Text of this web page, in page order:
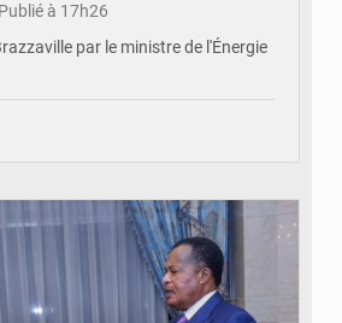
Publié à 17h26
par le ministre de l'Énergie